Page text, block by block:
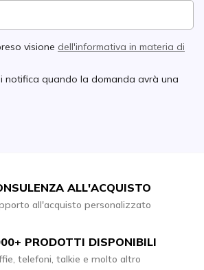
visione dell'informativa in materia di
notifica quando la domanda avrà una
ALL'ACQUISTO
all'acquisto personalizzato
PRODOTTI DISPONIBILI
telefoni, talkie e molto altro